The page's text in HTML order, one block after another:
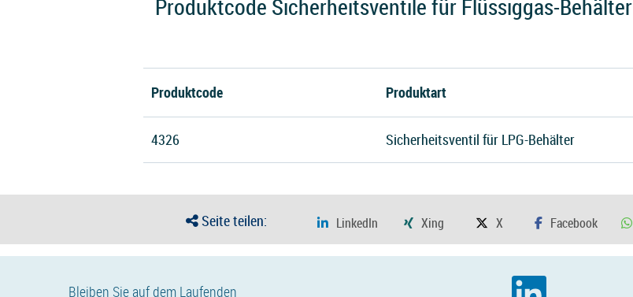
Produktcode Sicherheitsventile für Flüssiggas-Behälter
Produktcode Produktart
4326 Sicherheitsventil für LPG-Behälter
Seite teilen:
Bleiben Sie auf dem Laufenden